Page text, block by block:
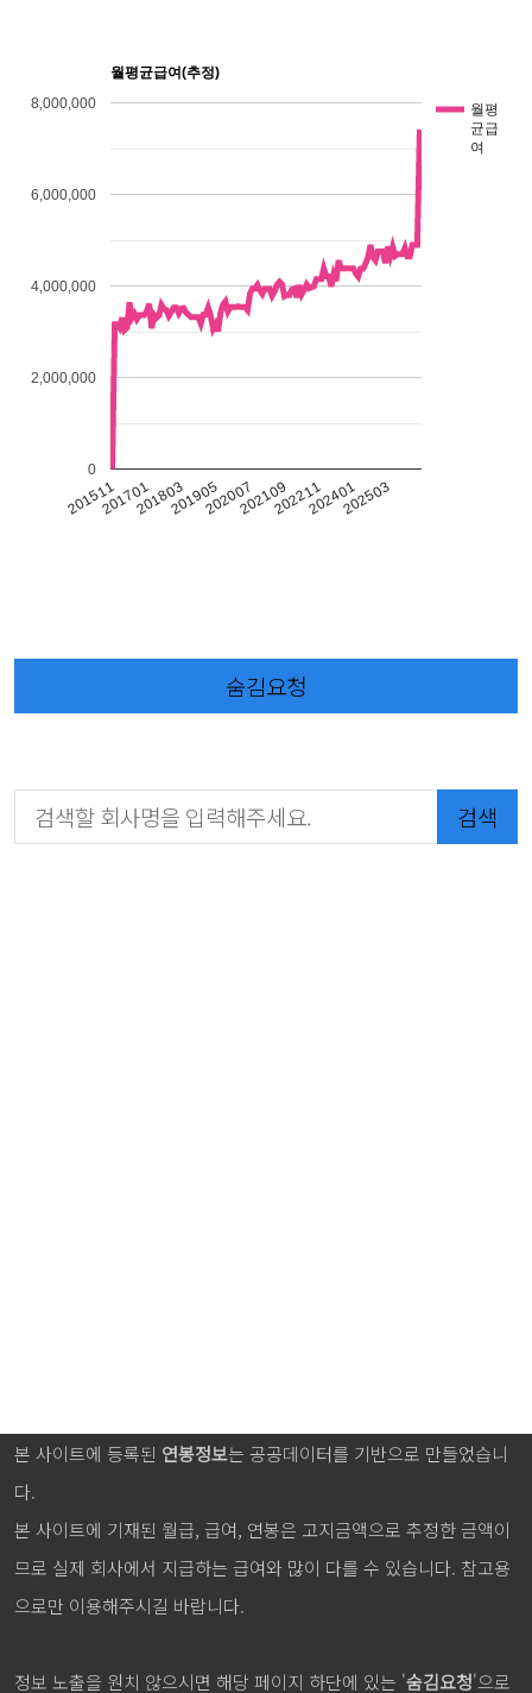
월평균급여(추정)
월평
균급
여
201511201701201803201905202007202109202211202401202503
0
2,000,000
4,000,000
6,000,000
8,000,000
숨김요청
검색
본 사이트에 등록된 연봉정보는 공공데이터를 기반으로 만들었습니
다.
본 사이트에 기재된 월급, 급여, 연봉은 고지금액으로 추정한 금액이
므로 실제 회사에서 지급하는 급여와 많이 다를 수 있습니다. 참고용
으로만 이용해주시길 바랍니다.
정보 노출을 원치 않으시면 해당 페이지 하단에 있는 '숨김요청'으로